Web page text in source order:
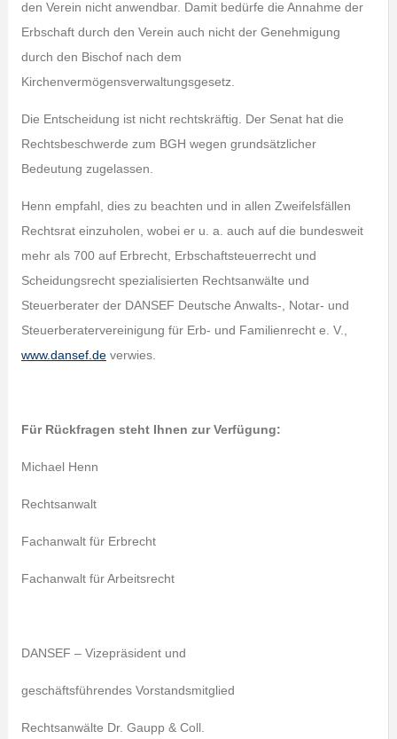
den Verein nicht anwendbar. Damit bedürfe die Annahme der
Erbschaft durch den Verein auch nicht der Genehmigung
durch den Bischof nach dem
Kirchenvermögensverwaltungsgesetz.
Die Entscheidung ist nicht rechtskräftig. Der Senat hat die
Rechtsbeschwerde zum BGH wegen grundsätzlicher
Bedeutung zugelassen.
Henn empfahl, dies zu beachten und in allen Zweifelsfällen
Rechtsrat einzuholen, wobei er u. a. auch auf die bundesweit
mehr als 700 auf Erbrecht, Erbschaftsteuerrecht und
Scheidungsrecht spezialisierten Rechtsanwälte und
Steuerberater der DANSEF Deutsche Anwalts‑, Notar- und
Steuerberatervereinigung für Erb- und Familienrecht e. V.,
www.dansef.deverwies.
Für Rückfragen steht Ihnen zur Verfügung:
Michael Henn
Rechtsanwalt
Fachanwalt für Erbrecht
Fachanwalt für Arbeitsrecht
DANSEF – Vizepräsident und
geschäftsführendes Vorstandsmitglied
Rechtsanwälte Dr. Gaupp & Coll.